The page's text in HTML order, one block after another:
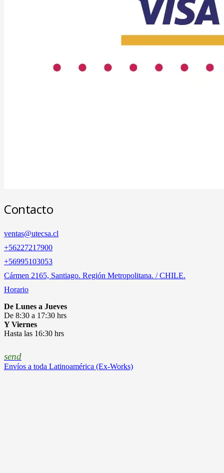
Contacto
ventas@utecsa.cl
+56227217900
‎+56995103053
Cármen 2165, Santiago. Región Metropolitana. / CHILE.
Horario
De Lunes a Jueves
De 8:30 a 17:30 hrs
Y Viernes
Hasta las 16:30 hrs
send
Envíos a toda Latinoamérica (Ex-Works)